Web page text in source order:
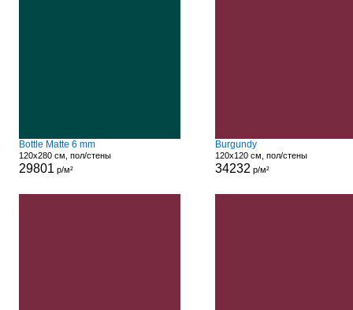
Bottle Matte 6 mm
120x280 см, пол/стены
29801 р/м²
Burgundy
120x120 см, пол/стены
34232 р/м²